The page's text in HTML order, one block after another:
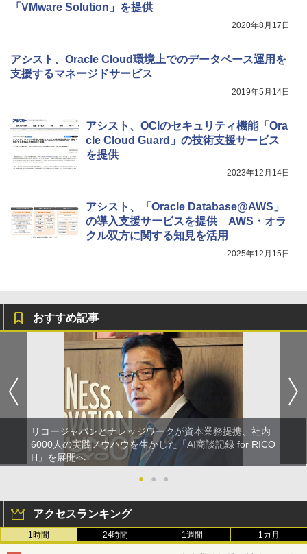
「VMware Solution」を提供
2020年8月17日
アシスト、Oracle Cloud環境上でのデータベース運用を
支援するマネージドサービス
2019年5月14日
アシスト、OCIのセキュリティ機能「Ora
cle Cloud Guard」の技術支援サービス
を提供
2023年12月14日
アシスト、「Oracle Database@AWS」
の導入支援サービスを提供 AWS・オラ
クル双方に関する知見を活用
2025年12月15日
おすすめ記事
リコージャパンとナレッジワークが資本業務提携、社内
6000人の実践ノウハウを生かした「AI商談記録 for RICO
H」を展開へ
●
● ●
アクセスランキング
1時間 24時間 1週間 1カ月